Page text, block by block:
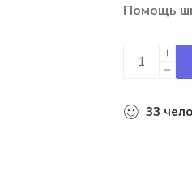
Помощь
33